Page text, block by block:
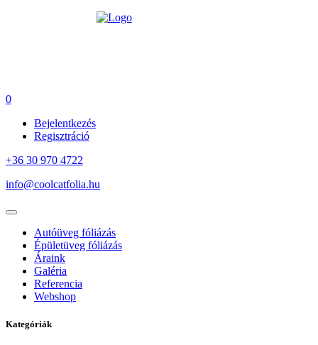
0
Bejelentkezés
Regisztráció
+36 30 970 4722
info@coolcatfolia.hu
Autóüveg fóliázás
Épületüveg fóliázás
Áraink
Galéria
Referencia
Webshop
Kategóriák